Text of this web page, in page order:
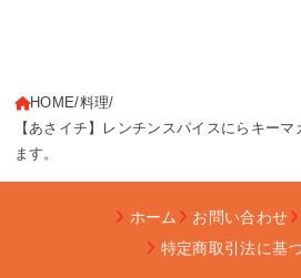
HOME 料理
【あさイチ】レンチンスパイスにらキー
ます。
ホーム お問い合わせ
特定商取引法に基